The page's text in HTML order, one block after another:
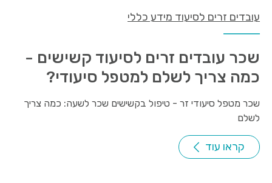
עובדים זרים לסיעוד מידע כללי
שכר עובדים זרים לסיעוד קשישים -
כמה צריך לשלם למטפל סיעודי?
שכר מטפל סיעודי זר - טיפול בקשישים שכר לשעה: כמה צריך
לשלם
קראו עוד